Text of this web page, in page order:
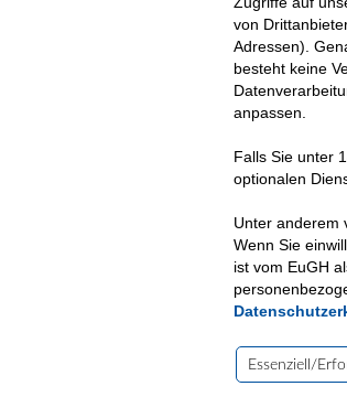
Über uns
(c) 2025| VKKJ -
von
Adressen).
besteht keine
anpassen.
Falls Sie unter
optionalen
Unter anderem
Wenn Sie
ist vom EuGH
Essenziell/